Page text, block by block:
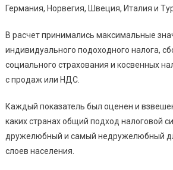
Германия, Норвегия, Швеция, Италия и
В расчет принимались максимальные
индивидуального подоходного налога,
социального страхования и косвенных
с продаж или НДС.
Каждый показатель был оценен и
каких странах общий подход налоговой
дружелюбный и самый недружелюбный
слоев населения.